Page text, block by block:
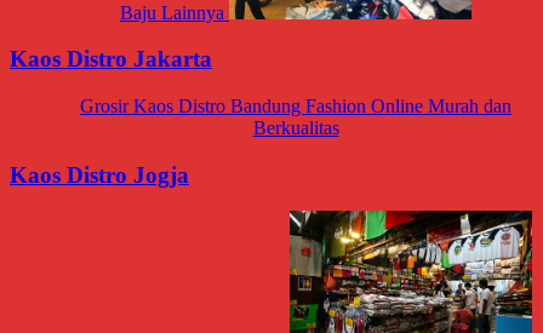
Baju Lainnya
Kaos Distro Jakarta
Grosir Kaos Distro Bandung Fashion Online Murah dan
Berkualitas
Kaos Distro Jogja